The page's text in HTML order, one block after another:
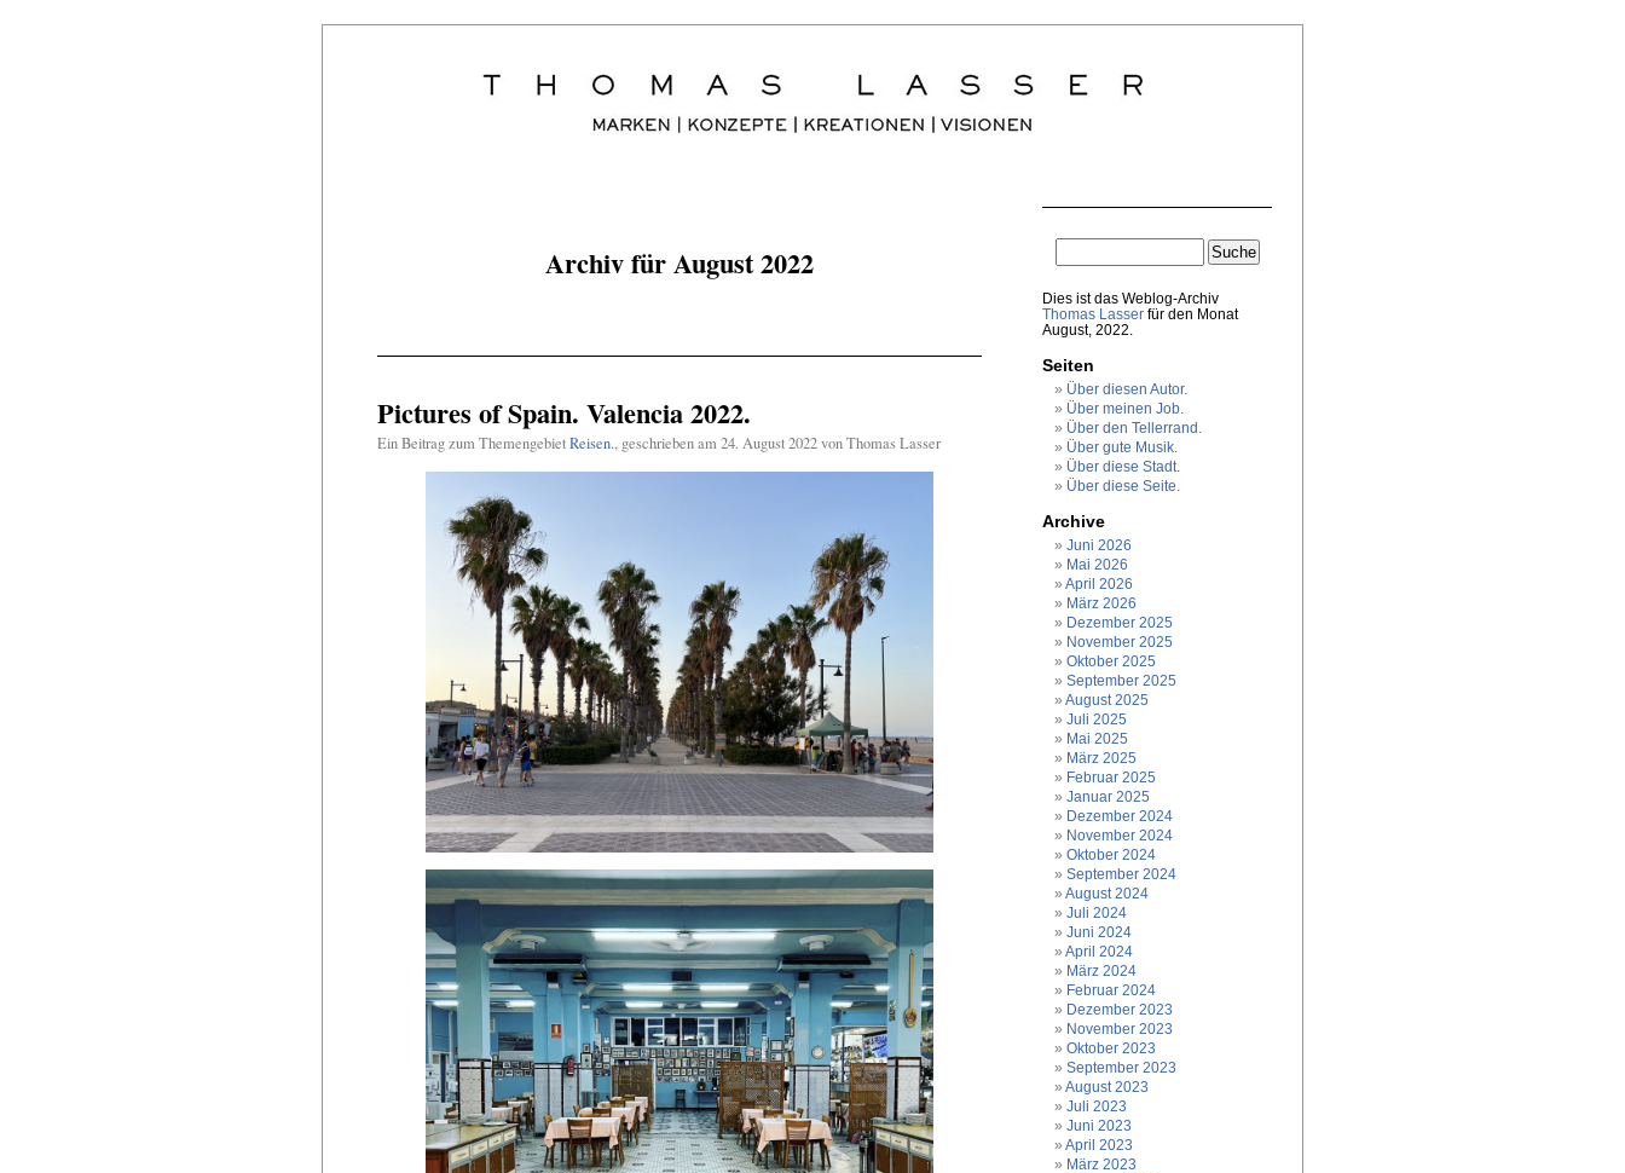
Archiv für August 2022
Pictures of Spain. Valencia 2022.
Ein Beitrag zum ThemengebietReisen., geschrieben am 24. August 2022 von Thomas Lasser
Dies ist das Weblog-Archiv
Thomas Lasser für den Monat
August, 2022.
Seiten
Über diesen Autor.
Über meinen Job.
Über den Tellerrand.
Über gute Musik.
Über diese Stadt.
Über diese Seite.
Archive
Juni 2026
Mai 2026
April 2026
März 2026
Dezember 2025
November 2025
Oktober 2025
September 2025
August 2025
Juli 2025
Mai 2025
März 2025
Februar 2025
Januar 2025
Dezember 2024
November 2024
Oktober 2024
September 2024
August 2024
Juli 2024
Juni 2024
April 2024
März 2024
Februar 2024
Dezember 2023
November 2023
Oktober 2023
September 2023
August 2023
Juli 2023
Juni 2023
April 2023
März 2023